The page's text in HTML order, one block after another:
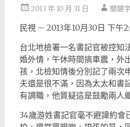
2013 年 10 月 31 日 關鍵
民視 – 2013年10月30日 下午
台北地檢署一名書記官被控知
婚外情，午休時間搞車震，外
孩，北檢知情後分別記了兩次
夫還是很不滿，因為太太和書
有調職，他質疑這是鼓勵兩人
34歲游姓書記官毫不避諱約會